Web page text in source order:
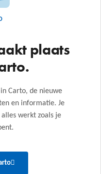
plaats
Carto, de nieuwe
en informatie. Je
werkt zoals je